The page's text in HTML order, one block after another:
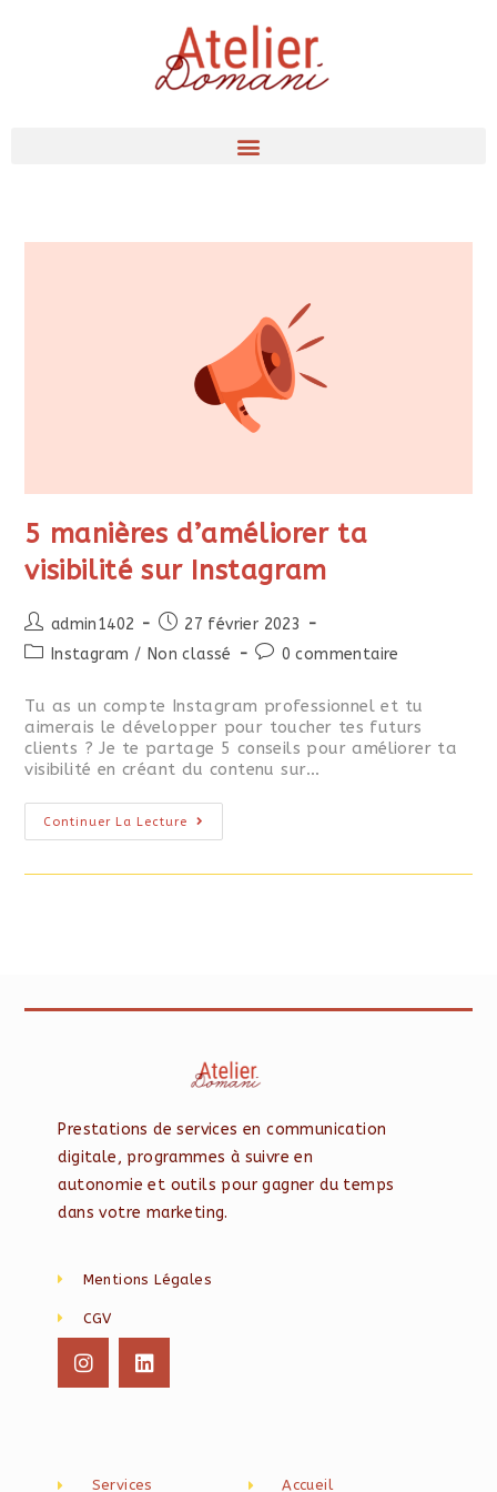
5 manières d’améliorer ta
visibilité sur Instagram
admin1402
27 février 2023
Instagram / Non classé 0 commentaire
Tu as un compte Instagram professionnel et tu
aimerais le développer pour toucher tes futurs
clients ? Je te partage 5 conseils pour améliorer ta
visibilité en créant du contenu sur…
Continuer La Lecture
Prestations de services en communication
digitale, programmes à suivre en
autonomie et outils pour gagner du temps
dans votre marketing.
Mentions Légales
CGV
Services Accueil